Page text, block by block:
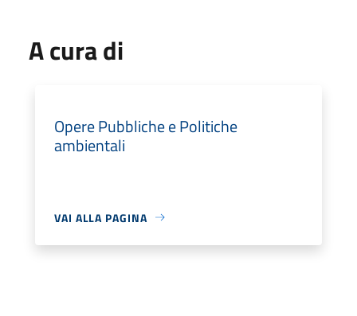
A cura di
Opere Pubbliche e Politiche
ambientali
VAI ALLA PAGINA